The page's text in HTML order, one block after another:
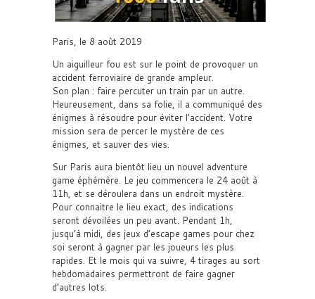
Paris, le 8 août 2019
Un aiguilleur fou est sur le point de provoquer un
accident ferroviaire de grande ampleur.
Son plan : faire percuter un train par un autre.
Heureusement, dans sa folie, il a communiqué des
énigmes à résoudre pour éviter l’accident. Votre
mission sera de percer le mystère de ces
énigmes, et sauver des vies.
Sur Paris aura bientôt lieu un nouvel adventure
game éphémère. Le jeu commencera le 24 août à
11h, et se déroulera dans un endroit mystère.
Pour connaitre le lieu exact, des indications
seront dévoilées un peu avant. Pendant 1h,
jusqu’à midi, des jeux d’escape games pour chez
soi seront à gagner par les joueurs les plus
rapides. Et le mois qui va suivre, 4 tirages au sort
hebdomadaires permettront de faire gagner
d’autres lots.